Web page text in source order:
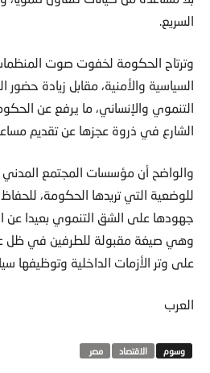
السريع.
السياسية والأمنية، مقابل زيادة حضور
التنموي والإنساني، ما يرفع عن
الشارع في ذروة عجزها عن تقديم
للوضعية التي تريدها الحكومة،
جهودها على الشق التنموي بعيدا عن
وهي صيغة مقبولة للطرفين في ظل
على وتر الأزمات الداخلية وتوظيفها